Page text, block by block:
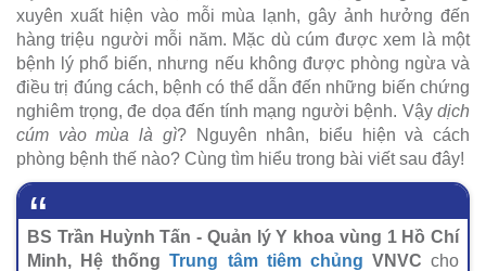
xuyên xuất hiện vào mỗi mùa lạnh, gây ảnh hưởng đến
hàng triệu người mỗi năm. Mặc dù cúm được xem là một
bệnh lý phổ biến, nhưng nếu không được phòng ngừa và
điều trị đúng cách, bệnh có thể dẫn đến những biến chứng
nghiêm trọng, đe dọa đến tính mạng người bệnh. Vậy dịch
cúm vào mùa là gì? Nguyên nhân, biểu hiện và cách
phòng bệnh thế nào? Cùng tìm hiểu trong bài viết sau đây!
BS Trần Huỳnh Tấn - Quản lý Y khoa vùng 1 Hồ Chí
Minh, Hệ thốngTrung tâm tiêm chủng VNVC cho